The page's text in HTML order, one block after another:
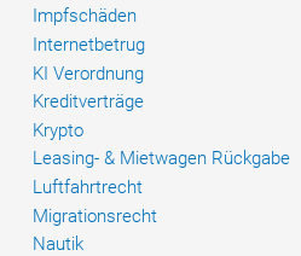
Impfschäden
Internetbetrug
KI Verordnung
Kreditverträge
Krypto
Leasing- & Mietwagen Rückgabe
Luftfahrtrecht
Migrationsrecht
Nautik